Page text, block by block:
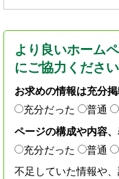
より良いホーム
にご協力ください
お求めの情報は充分
充分だった
普通
ページの構成や内容
充分だった
普通
不足していた情報や